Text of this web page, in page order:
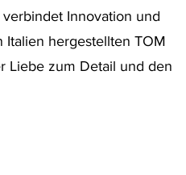
Innovation und
Italien hergestellten TOM
Liebe zum Detail und den